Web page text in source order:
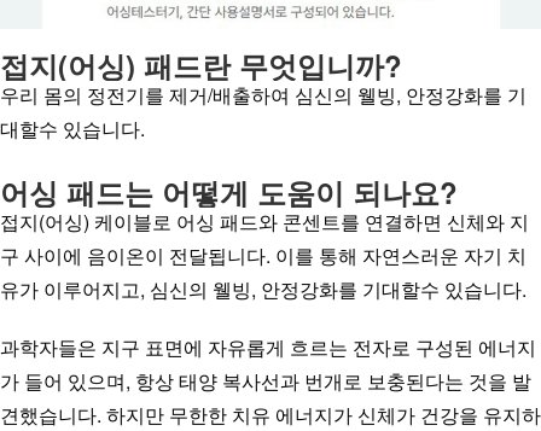
접지(어싱) 패드란 무엇입니까?
우리 몸의 정전기를 제거/배출하여 심신의 웰빙, 안정강화를 기
대할수 있습니다.
어싱 패드는 어떻게 도움이 되나요?
접지(어싱) 케이블로 어싱 패드와 콘센트를 연결하면 신체와 지
구 사이에 음이온이 전달됩니다. 이를 통해 자연스러운 자기 치
유가 이루어지고, 심신의 웰빙, 안정강화를 기대할수 있습니다.
과학자들은 지구 표면에 자유롭게 흐르는 전자로 구성된 에너지
가 들어 있으며, 항상 태양 복사선과 번개로 보충된다는 것을 발
견했습니다. 하지만 무한한 치유 에너지가 신체가 건강을 유지하